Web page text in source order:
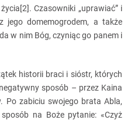
Czasowniki „uprawiać” i
jego domemogrodem, a także
w nim Bóg, czyniąc go panem i
historii braci i sióstr, których
sposób – przez Kaina
Po zabiciu swojego brata Abla,
na Boże pytanie: «Czyż